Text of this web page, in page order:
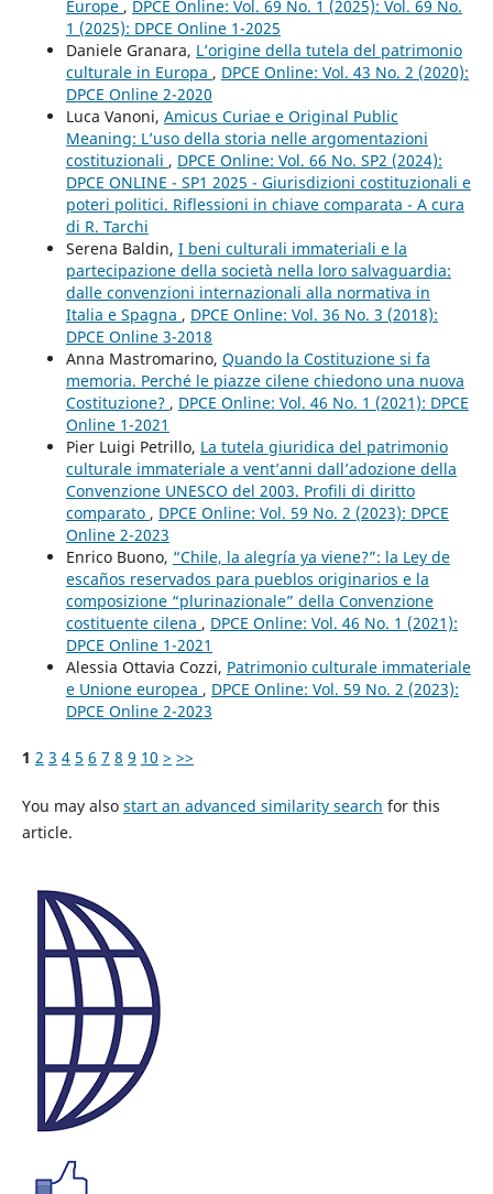
Europe , DPCE Online: Vol. 69 No. 1 (2025): Vol. 69 No.
1 (2025): DPCE Online 1-2025
Daniele Granara, L’origine della tutela del patrimonio
culturale in Europa , DPCE Online: Vol. 43 No. 2 (2020):
DPCE Online 2-2020
Luca Vanoni, Amicus Curiae e Original Public
Meaning: L’uso della storia nelle argomentazioni
costituzionali , DPCE Online: Vol. 66 No. SP2 (2024):
DPCE ONLINE - SP1 2025 - Giurisdizioni costituzionali e
poteri politici. Riflessioni in chiave comparata - A cura
di R. Tarchi
Serena Baldin, I beni culturali immateriali e la
partecipazione della società nella loro salvaguardia:
dalle convenzioni internazionali alla normativa in
Italia e Spagna , DPCE Online: Vol. 36 No. 3 (2018):
DPCE Online 3-2018
Anna Mastromarino, Quando la Costituzione si fa
memoria. Perché le piazze cilene chiedono una nuova
Costituzione? , DPCE Online: Vol. 46 No. 1 (2021): DPCE
Online 1-2021
Pier Luigi Petrillo, La tutela giuridica del patrimonio
culturale immateriale a vent’anni dall’adozione della
Convenzione UNESCO del 2003. Profili di diritto
comparato , DPCE Online: Vol. 59 No. 2 (2023): DPCE
Online 2-2023
Enrico Buono, “Chile, la alegría ya viene?”: la Ley de
escaños reservados para pueblos originarios e la
composizione “plurinazionale” della Convenzione
costituente cilena , DPCE Online: Vol. 46 No. 1 (2021):
DPCE Online 1-2021
Alessia Ottavia Cozzi, Patrimonio culturale immateriale
e Unione europea , DPCE Online: Vol. 59 No. 2 (2023):
DPCE Online 2-2023
1 2 3 4 5 6 7 8 9 10 > >>
You may also start an advanced similarity search for this
article.